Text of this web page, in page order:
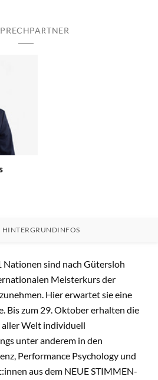
HINTERGRUNDINFOS
Nationen sind nach Gütersloh
Meisterkurs der
Hier erwartet sie eine
Bis zum 29. Oktober erhalten die
Welt individuell
unter anderem in den
Performance Psychology und
aus dem NEUE STIMMEN-